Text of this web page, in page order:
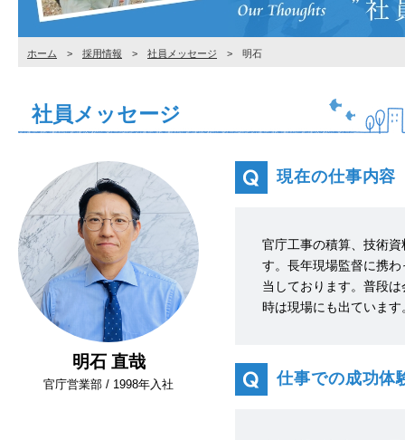
ホーム > 採用情報 > 社員メッセージ > 明石
社員メッセージ
明石 直哉
官庁営業部 / 1998年入社
現在の仕事内容
官庁工事の積算、技術
す。長年現場監督に携
当しております。普段
時は現場にも出ています
仕事での成功体